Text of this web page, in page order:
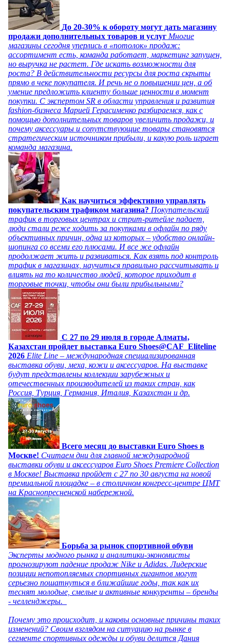
До 20-30% к обороту могут дать магазину
продажи дополнительных товаров и услуг Многие
магазины сегодня уперлись в «потолок» продаж:
ассортимент есть, команда работает, маркетинг запущен,
но выручка не растет. Где искать возможности для
роста? В действительности ресурсы для роста скрыты
прямо в чеке покупателя. И речь не о повышении цен, а об
умение предложить клиенту больше ценности в момент
покупки. С экспертом SR в области управления и развития
fashion-бизнеса Марией Герасименко разбираемся, как с
помощью дополнительных товаров увеличить продажи, и
почему аксессуары и сопутствующие товары становятся
стратегическим источником прибыли, и какую роль играет
команда магазина.
Как научиться эффективно управлять
покупательским трафиком магазина? Покупательский
трафик в торговых центрах и стрит-ритейле падает,
люди стали реже ходить за покупками в офлайн по ряду
объективных причин, одна из которых – удобство онлайн-
шопинга со всеми его плюсами. И все же офлайн
продолжает жить и развиваться. Как взять под контроль
трафик в магазинах, научиться правильно рассчитывать и
влиять на то количество людей, которое приходит в
торговые точки, чтобы они были прибыльными?
C 27 по 29 июля в городе Алматы,
Казахстан пройдет выставка Euro Shoes@CAF_Eliteline
2026 Elite Line – международная специализированная
выставка обуви, меха, кожи и аксессуаров. На выставке
будут представлены коллекции зарубежных и
отечественных производителей из таких стран, как
Россия, Турция, Германия, Италия, Казахстан и др.
Всего месяц до выставки Euro Shoes в
Москве! Считаем дни для главной международной
выставки обуви и аксессуаров Euro Shoes Premiere Collection
в Москве! Выставка пройдет с 27 по 30 августа на новой
премиальной площадке – в столичном конгресс-центре ЦМТ
на Краснопресненской набережной.
Борьба за рынок спортивной обуви
Эксперты модного рынка и аналитики-экономисты
прогнозируют падение продаж Nike и Adidas. Лидерские
позиции непотопляемых спортивных гигантов могут
серьезно пошатнуться в ближайшие годы, так как их
теснят молодые, смелые и активные конкуренты – бренды
- челленджеры.
Почему это происходит, и каковы основные причины таких
изменений? Своим взглядом на ситуацию на рынке в
сегменте спортивных одежды и обуви делится Дания